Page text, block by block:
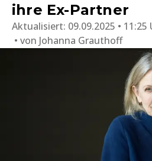
ihre Ex-Partner
Aktualisiert: 09.09.2025 • 11:25
von Johanna Grauthoff